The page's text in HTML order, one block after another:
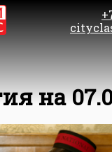
на